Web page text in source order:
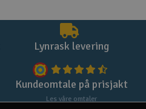
Lynrask levering
Kundeomtale på prisjakt
Les våre omtaler